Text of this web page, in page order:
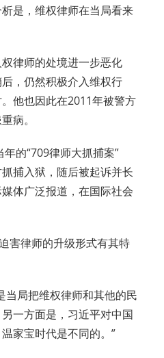
是，维权律师在当局看来
律师的处境进一步恶化
，仍然积极介入维权行
他也因此在2011年被警方
病。
的“709律师大抓捕案”
捕入狱，随后被起诉并长
体广泛报道，在国际社会
害律师的升级形式有其特
当局把维权律师和其他的民
一方面是，习近平对中国
家宝时代是不同的。”